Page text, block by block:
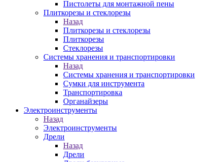
Пистолеты для монтажной пены
Плиткорезы и стеклорезы
Назад
Плиткорезы и стеклорезы
Плиткорезы
Стеклорезы
Системы хранения и транспортировки
Назад
Системы хранения и транспортировки
Сумки для инструмента
Транспортировка
Органайзеры
Электроинструменты
Назад
Электроинструменты
Дрели
Назад
Дрели